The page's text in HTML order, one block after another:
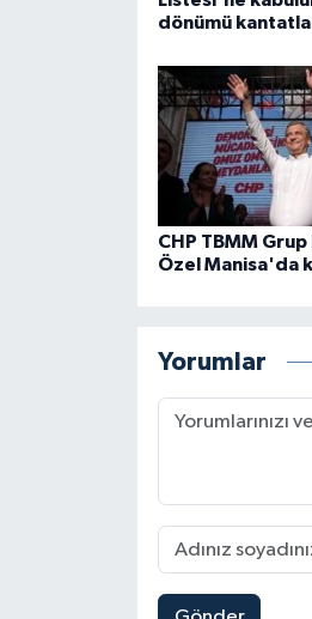
dönümü kantatla
CHP TBMM Grup
Özel Manisa'da
Yorumlar